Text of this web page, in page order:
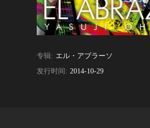
专辑: エル・アブラーソ
发行时间: 2014-10-29